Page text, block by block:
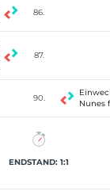
86.
87.
90.
Nunes
ENDSTAND: 1:1